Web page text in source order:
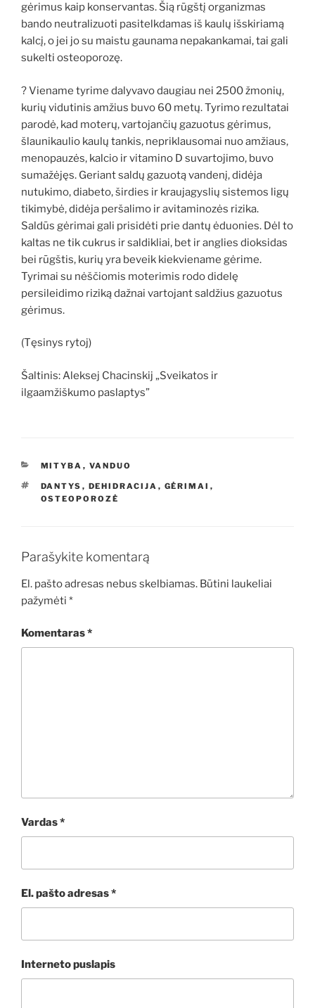
gėrimus kaip konservantas. Šią rūgštį organizmas
bando neutralizuoti pasitelkdamas iš kaulų išskiriamą
kalcį, o jei jo su maistu gaunama nepakankamai, tai gali
sukelti osteoporozę.
? Viename tyrime dalyvavo daugiau nei 2500 žmonių,
kurių vidutinis amžius buvo 60 metų. Tyrimo rezultatai
parodė, kad moterų, vartojančių gazuotus gėrimus,
šlaunikaulio kaulų tankis, nepriklausomai nuo amžiaus,
menopauzės, kalcio ir vitamino D suvartojimo, buvo
sumažėjęs. Geriant saldų gazuotą vandenį, didėja
nutukimo, diabeto, širdies ir kraujagyslių sistemos ligų
tikimybė, didėja peršalimo ir avitaminozės rizika.
Saldūs gėrimai gali prisidėti prie dantų ėduonies. Dėl to
kaltas ne tik cukrus ir saldikliai, bet ir anglies dioksidas
bei rūgštis, kurių yra beveik kiekviename gėrime.
Tyrimai su nėščiomis moterimis rodo didelę
persileidimo riziką dažnai vartojant saldžius gazuotus
gėrimus.
(Tęsinys rytoj)
Šaltinis: Aleksej Chacinskij „Sveikatos ir
ilgaamžiškumo paslaptys”
KATEGORIJOS
MITYBA , VANDUO
ŽYMOS
DANTYS , DEHIDRACIJA , GĖRIMAI ,
OSTEOPOROZĖ
Parašykite komentarą
El. pašto adresas nebus skelbiamas. Būtini laukeliai
pažymėti *
Komentaras*
Vardas*
El. pašto adresas*
Interneto puslapis